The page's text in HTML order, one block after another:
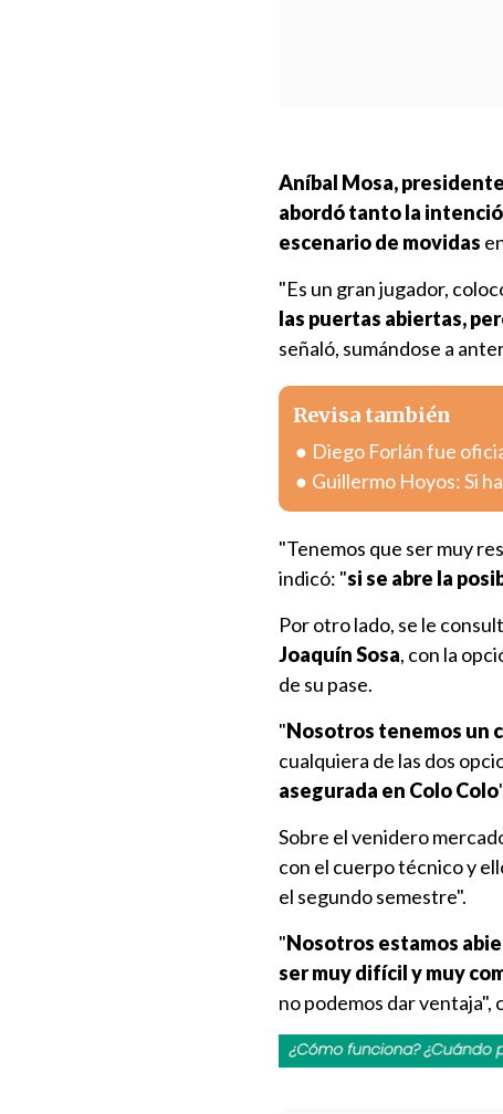
Aníbal Mosa,
abordó tanto la
escenario de movidas
"Es un gran jugador,
las puertas abiertas,
señaló, sumándose a
Revisa también
Diego Forlán fue
Guillermo Hoyos: Si
"Tenemos que ser muy
indicó: "si se abre la
Por otro lado, se le
Joaquín Sosa, con la
de su pase.
"Nosotros tenemos un
cualquiera de las dos
asegurada en Colo Colo
Sobre el venidero
con el cuerpo técnico y
el segundo semestre".
"Nosotros estamos
ser muy difícil y muy
no podemos dar ventaja",